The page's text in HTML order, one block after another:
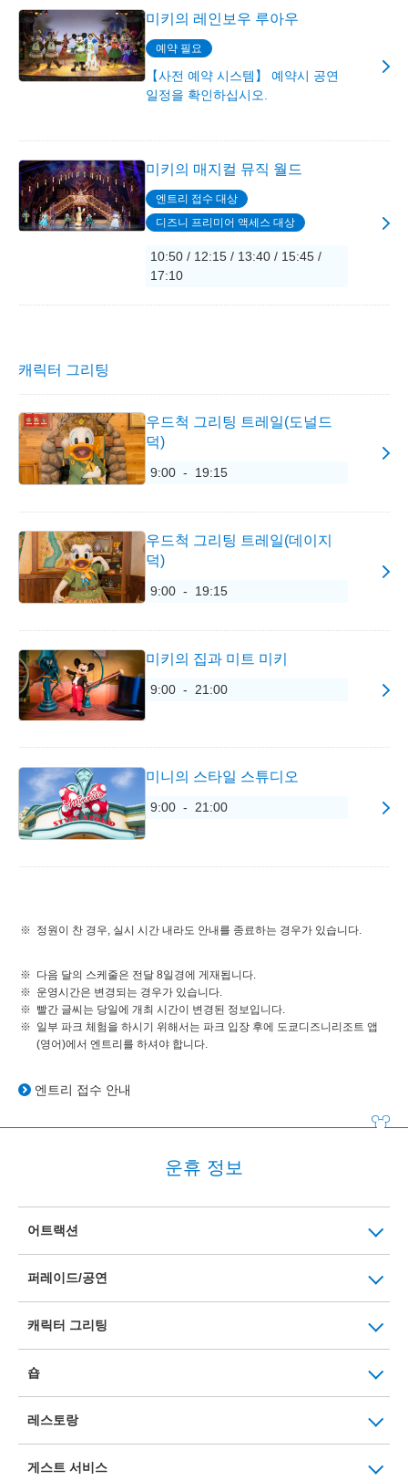
미키의 레인보우 루아우
예약 필요
【사전 예약 시스템】 예약시 공연
일정을 확인하십시오.
미키의 매지컬 뮤직 월드
엔트리 접수 대상
디즈니 프리미어 액세스 대상
10:50 / 12:15 / 13:40 / 15:45 /
17:10
캐릭터 그리팅
우드척 그리팅 트레일(도널드
덕)
9:00 - 19:15
우드척 그리팅 트레일(데이지
덕)
9:00 - 19:15
미키의 집과 미트 미키
9:00 - 21:00
미니의 스타일 스튜디오
9:00 - 21:00
정원이 찬 경우, 실시 시간 내라도 안내를 종료하는 경우가 있습니다.
다음 달의 스케줄은 전달 8일경에 게재됩니다.
운영시간은 변경되는 경우가 있습니다.
빨간 글씨는 당일에 개최 시간이 변경된 정보입니다.
일부 파크 체험을 하시기 위해서는 파크 입장 후에 도쿄디즈니리조트 앱
(영어)에서 엔트리를 하셔야 합니다.
엔트리 접수 안내
운휴 정보
어트랙션
퍼레이드/공연
캐릭터 그리팅
숍
레스토랑
게스트 서비스